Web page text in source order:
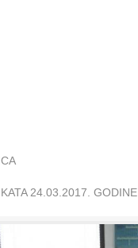
24.03.2017. GODINE